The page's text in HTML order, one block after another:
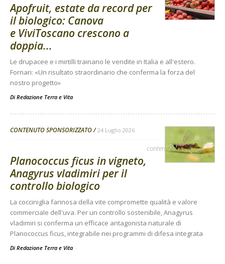
Apofruit, estate da record per
il biologico: Canova
e ViviToscano crescono a
doppia...
Le drupacee e i mirtilli trainano le vendite in Italia e all'estero.
Fornari: «Un risultato straordinario che conferma la forza del
nostro progetto»
Di Redazione Terra e Vita
CONTENUTO SPONSORIZZATO 24 Luglio 2026
contenuto sponsorizzato
Planococcus ficus in vigneto,
Anagyrus vladimiri per il
controllo biologico
La cocciniglia farinosa della vite compromette qualità e valore
commerciale dell'uva. Per un controllo sostenibile, Anagyrus
vladimiri si conferma un efficace antagonista naturale di
Planococcus ficus, integrabile nei programmi di difesa integrata
Di Redazione Terra e Vita -